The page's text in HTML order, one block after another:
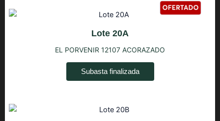
Lote 20A
EL PORVENIR 12107 ACORAZADO
Subasta finalizada